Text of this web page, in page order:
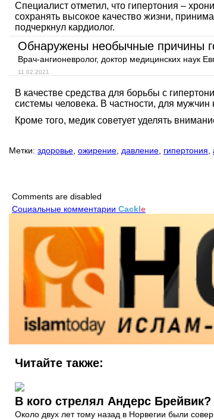
Специалист отметил, что гипертония –
сохранять высокое качество жизни,
подчеркнул кардиолог.
Обнаружены необычные причины
Врач-ангионевролог, доктор медицинских наук
11.02.2021
В качестве средства для борьбы с
системы человека. В частности, для
Кроме того, медик советует уделять
Метки: здоровье ожирение давление гипертония
Comments are disabled
Социальные комментарии Cackle
Читайте также:
В кого стрелял Андерс Брейвик?
Около двух лет тому назад в Норвегии были